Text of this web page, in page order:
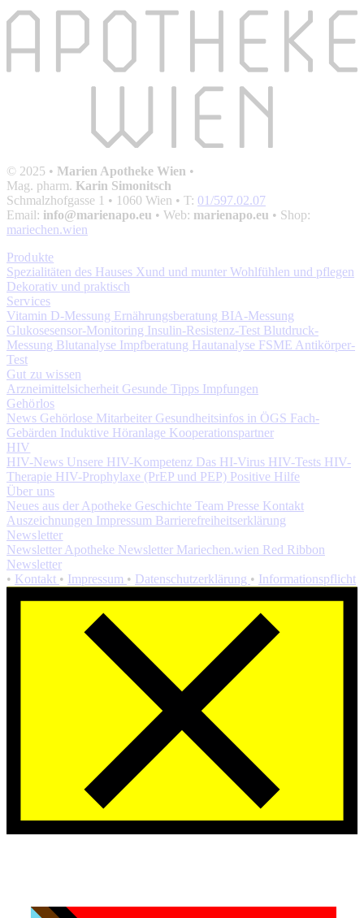
© 2025 • Marien Apotheke Wien •
Mag. pharm. Karin Simonitsch
Schmalzhofgasse 1 • 1060 Wien • T: 01/597.02.07
Email: info@marienapo.eu • Web: marienapo.eu • Shop:
mariechen.wien
Produkte
Spezialitäten des Hauses Xund und munter Wohlfühlen und pflegen
Dekorativ und praktisch
Services
Vitamin D-Messung Ernährungsberatung BIA-Messung
Glukosesensor-Monitoring Insulin-Resistenz-Test Blutdruck-
Messung Blutanalyse Impfberatung Hautanalyse FSME Antikörper-
Test
Gut zu wissen
Arzneimittelsicherheit Gesunde Tipps Impfungen
Gehörlos
News Gehörlose Mitarbeiter Gesundheitsinfos in ÖGS Fach-
Gebärden Induktive Höranlage Kooperationspartner
HIV
HIV-News Unsere HIV-Kompetenz Das HI-Virus HIV-Tests HIV-
Therapie HIV-Prophylaxe (PrEP und PEP) Positive Hilfe
Über uns
Neues aus der Apotheke Geschichte Team Presse Kontakt
Auszeichnungen Impressum Barrierefreiheitserklärung
Newsletter
Newsletter Apotheke Newsletter Mariechen.wien Red Ribbon
Newsletter
• Kontakt • Impressum • Datenschutzerklärung • Informationspflicht